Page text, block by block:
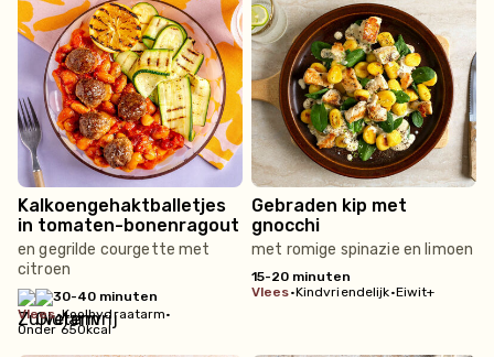
Kalkoengehaktballetjes
in tomaten-bonenragout
en gegrilde courgette met
citroen
30-40 minuten
vlees•Koolhydraatarm•
Onder 650kcal
Gebraden kip met
gnocchi
met romige spinazie en limoen
15-20 minuten
vlees•Kindvriendelijk•Eiwit+